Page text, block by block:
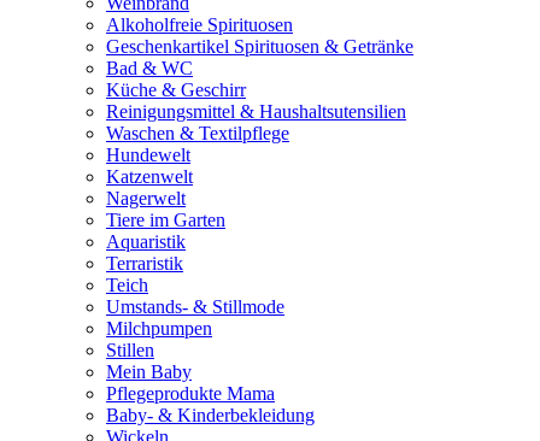
Alkoholfreie Spirituosen
Geschenkartikel Spirituosen & Getränke
Bad & WC
Küche & Geschirr
Reinigungsmittel & Haushaltsutensilien
Waschen & Textilpflege
Hundewelt
Katzenwelt
Nagerwelt
Tiere im Garten
Aquaristik
Terraristik
Teich
Umstands- & Stillmode
Milchpumpen
Stillen
Mein Baby
Pflegeprodukte Mama
Baby- & Kinderbekleidung
Wickeln